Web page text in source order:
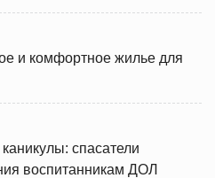
и комфортное жилье для
спасатели
воспитанникам ДОЛ